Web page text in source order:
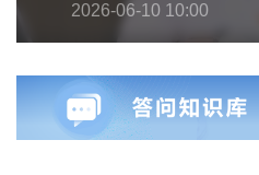
2026-06-10 10:00